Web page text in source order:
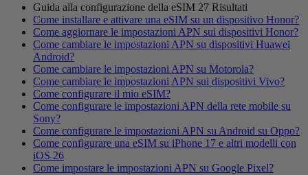
Guida alla configurazione della eSIM 27 Risultati
Come installare e attivare una eSIM su un dispositivo Honor?
Come aggiornare le impostazioni APN sui dispositivi Honor?
Come cambiare le impostazioni APN su dispositivi Huawei
Android?
Come cambiare le impostazioni APN su Motorola?
Come cambiare le impostazioni APN sui dispositivi Vivo?
Come configurare il mio eSIM?
Come configurare le impostazioni APN della rete mobile su
Sony?
Come configurare le impostazioni APN su Android su Oppo?
Come configurare una eSIM su iPhone 17 e altri modelli con
iOS 26
Come impostare le impostazioni APN su Google Pixel?